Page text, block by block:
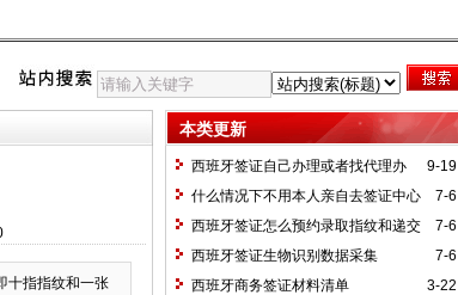
十指指纹和一张
本类更新
9-19
西班牙签证自己办理或者找代理办
理，需要的操作的流程有哪些？
7-6
什么情况下不用本人亲自去签证中心
呢？
7-6
西班牙签证怎么预约录取指纹和递交
材料的时间呢？
7-6
西班牙签证生物识别数据采集
3-22
西班牙商务签证材料清单